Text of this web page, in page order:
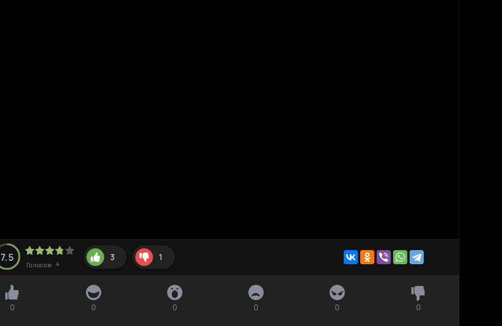
7.5
Голосов: 4
3 1
0 0 0 0 0 0